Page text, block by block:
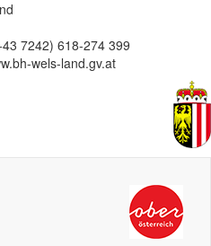
7242) 618-274 399
wels-land.gv.at